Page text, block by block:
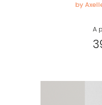
by
A